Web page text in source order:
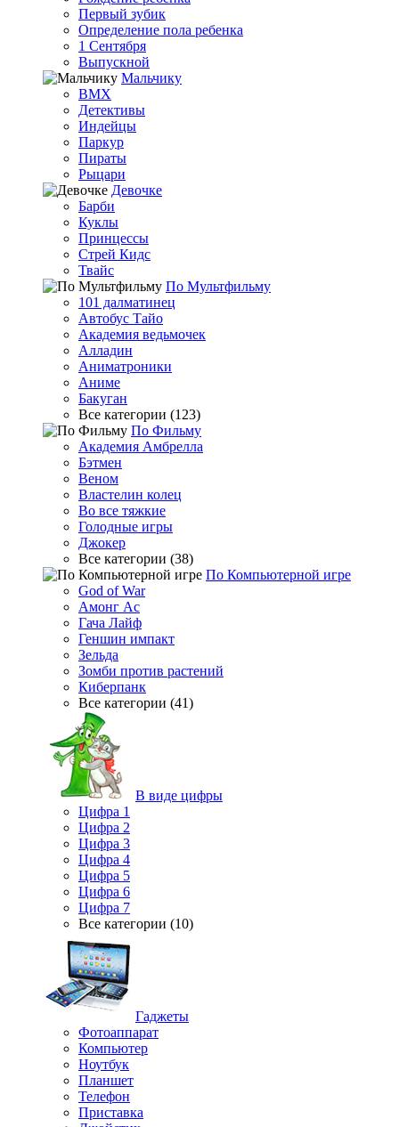
Первый зубик
Определение пола ребенка
1 Сентября
Выпускной
Мальчику
BMX
Детективы
Индейцы
Паркур
Пираты
Рыцари
Девочке
Барби
Куклы
Принцессы
Стрей Кидс
Твайс
По Мультфильму
101 далматинец
Автобус Тайо
Академия ведьмочек
Алладин
Аниматроники
Аниме
Бакуган
Все категории (123)
По Фильму
Академия Амбрелла
Бэтмен
Веном
Властелин колец
Во все тяжкие
Голодные игры
Джокер
Все категории (38)
По Компьютерной игре
God of War
Амонг Ас
Гача Лайф
Геншин импакт
Зельда
Зомби против растений
Киберпанк
Все категории (41)
В виде цифры
Цифра 1
Цифра 2
Цифра 3
Цифра 4
Цифра 5
Цифра 6
Цифра 7
Все категории (10)
Гаджеты
Фотоаппарат
Компьютер
Ноутбук
Планшет
Телефон
Приставка